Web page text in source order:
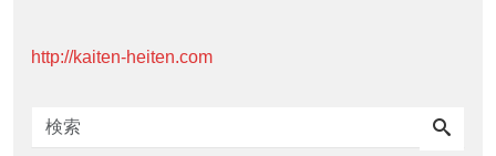
http://kaiten-heiten.com